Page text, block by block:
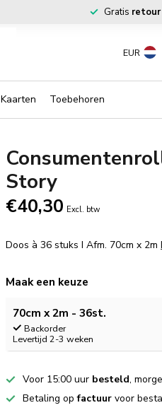
Gratis retour
EUR
Kaarten Toebehoren
Story
€40,30 Excl. btw
Doos à 36 stuks I Afm. 70cm x 2m
Maak een keuze
70cm x 2m - 36st.
Backorder
Levertijd 2-3 weken
Voor 15:00 uur besteld,
Betaling opfactuur voor